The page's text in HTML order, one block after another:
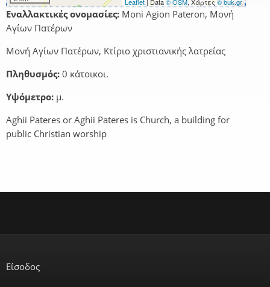
Leaflet | Data© OSM, Χάρτες© buk.gr
Εναλλακτικές ονομασίες: Moni Agion Pateron, Μονή
Αγίων Πατέρων
Μονή Αγίων Πατέρων, Κτίριο χριστιανικής λατρείας
Πληθυσμός: 0 κάτοικοι.
Υψόμετρο: μ.
Aghii Pateres or Aghii Pateres is Church, a building for
public Christian worship
Είσοδος